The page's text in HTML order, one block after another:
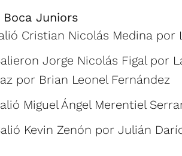
Juniors
Cristian Nicolás Medina por
Jorge Nicolás Figal por
por Brian Leonel Fernández
Miguel Ángel Merentiel
Kevin Zenón por Julián